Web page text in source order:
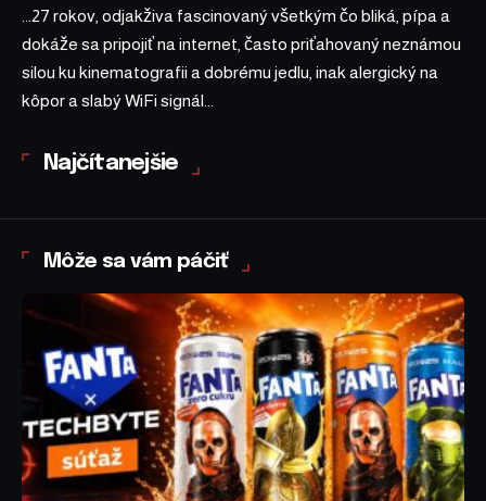
...27 rokov, odjakživa fascinovaný všetkým čo bliká, pípa a
dokáže sa pripojiť na internet, často priťahovaný neznámou
silou ku kinematografii a dobrému jedlu, inak alergický na
kôpor a slabý WiFi signál...
Najčítanejšie
Môže sa vám páčiť